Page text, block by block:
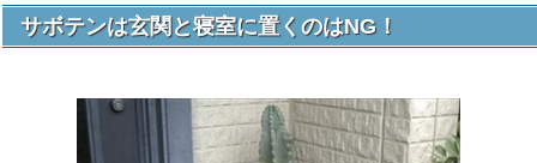
サボテンは玄関と寝室に置くのはNG！